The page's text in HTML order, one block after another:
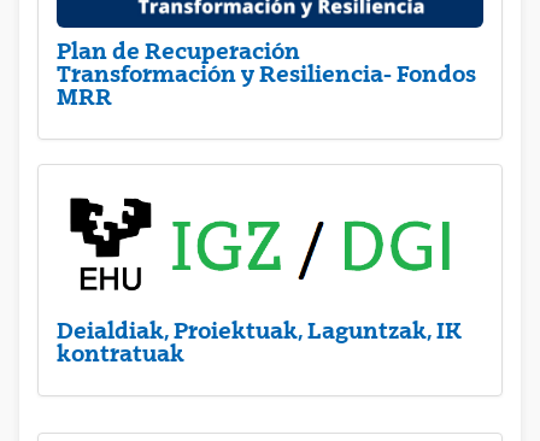
Plan de Recuperación
Transformación y Resiliencia- Fondos
MRR
Deialdiak, Proiektuak, Laguntzak, IK
kontratuak